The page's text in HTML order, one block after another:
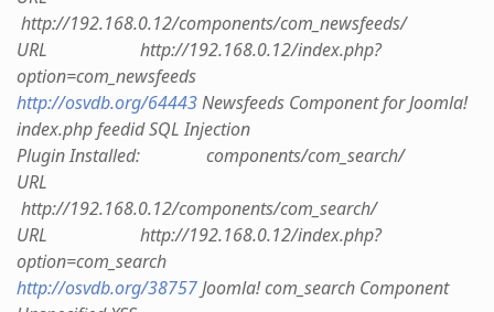
http://192.168.0.12/components/com_newsfeeds/
URL http://192.168.0.12/index.php?
option=com_newsfeeds
http://osvdb.org/64443Newsfeeds Component for Joomla!
index.php feedid SQL Injection
Plugin Installed: components/com_search/
URL
http://192.168.0.12/components/com_search/
URL http://192.168.0.12/index.php?
option=com_search
http://osvdb.org/38757Joomla! com_search Component